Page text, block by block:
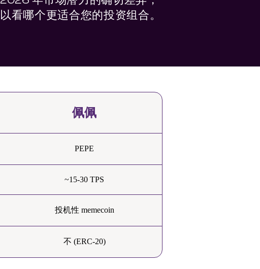
以看哪个更适合您的投资组合。
佩佩
PEPE
~15-30 TPS
投机性 memecoin
不 (ERC-20)